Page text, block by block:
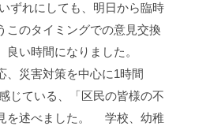
ずれにしても、明日から臨時
このタイミングでの意見交換
良い時間になりました。
災害対策を中心に1時間
じている、「区民の皆様の不
述べました。
学校、幼稚